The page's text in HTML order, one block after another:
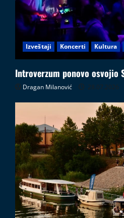
Izveštaji Koncerti Kultura
Introverzum ponovo osvojio
Dragan Milanović 28.07.2026